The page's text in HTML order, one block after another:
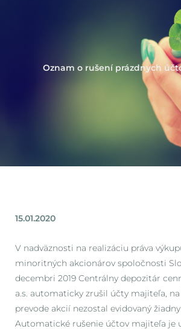
Oznam o rušení prázdnych
15.01.2020
V nadväznosti na realizáciu práva
minoritných akcionárov spoločnosti
decembri 2019 Centrálny depozitár
a.s. automaticky zrušil účty majiteľa,
prevode akcií nezostal evidovaný
Automatické rušenie účtov majiteľa je